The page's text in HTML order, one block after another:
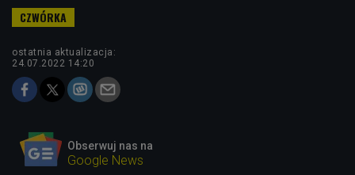
ostatnia aktualizacja:
24.07.2022 14:20
Obserwuj nas na
Google News